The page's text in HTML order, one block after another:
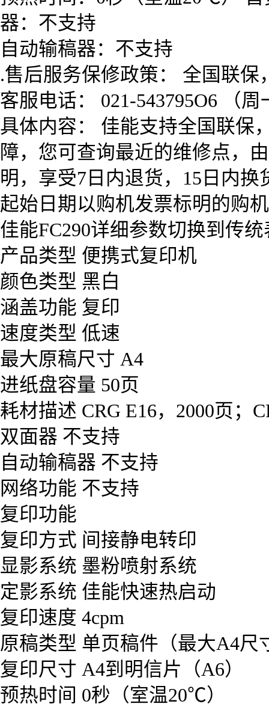
器：不支持
自动输稿器：不支持
.售后服务保修政策： 全国联
客服电话： 021-543795O6 （
具体内容： 佳能支持全国联保
障，您可查询最近的维修点，
明，享受7日内退货，15日内
起始日期以购机发票标明的购
佳能FC290详细参数切换到传
产品类型 便携式复印机
颜色类型 黑白
涵盖功能 复印
速度类型 低速
最大原稿尺寸 A4
进纸盘容量 50页
耗材描述 CRG E16，2000页；
双面器 不支持
自动输稿器 不支持
网络功能 不支持
复印功能
复印方式 间接静电转印
显影系统 墨粉喷射系统
定影系统 佳能快速热启动
复印速度 4cpm
原稿类型 单页稿件（最大A4
复印尺寸 A4到明信片（A6）
预热时间 0秒（室温20℃）